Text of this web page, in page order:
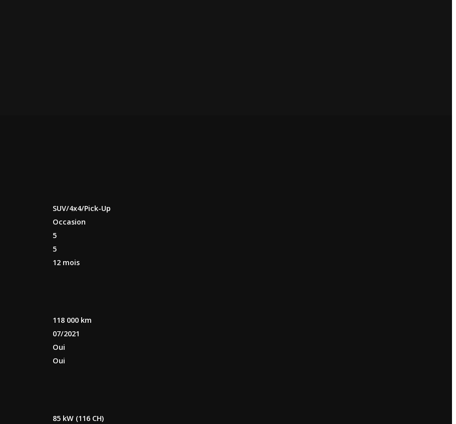
SUV/4x4/Pick-Up
Occasion
5
5
12 mois
118 000 km
07/2021
Oui
Oui
85 kW (116 CH)